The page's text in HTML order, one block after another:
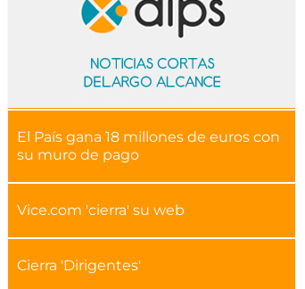
El País gana 18 millones de euros con
su muro de pago
Vice.com 'cierra' su web
Cierra 'Dirigentes'